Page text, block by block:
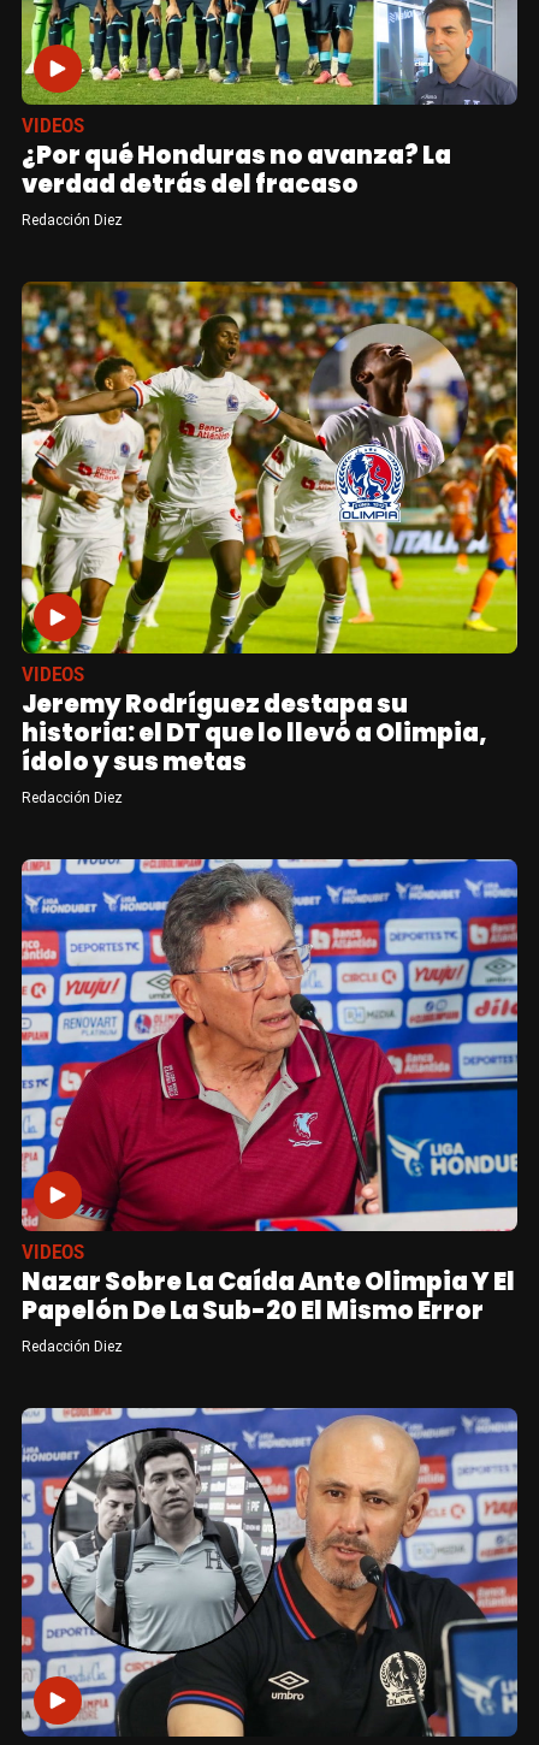
VIDEOS
¿Por qué Honduras no avanza? La
verdad detrás del fracaso
Redacción Diez
VIDEOS
Jeremy Rodríguez destapa su
historia: el DT que lo llevó a Olimpia,
ídolo y sus metas
Redacción Diez
VIDEOS
Nazar Sobre La Caída Ante Olimpia Y El
Papelón De La Sub-20 El Mismo Error
Redacción Diez